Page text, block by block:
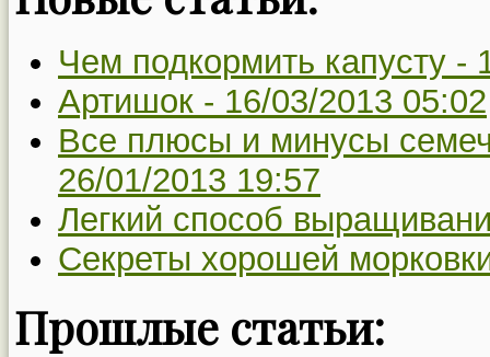
Чем подкормить капусту -
Артишок - 16/03/2013 05:02
Все плюсы и минусы
26/01/2013 19:57
Легкий способ
Секреты хорошей
Прошлые статьи: